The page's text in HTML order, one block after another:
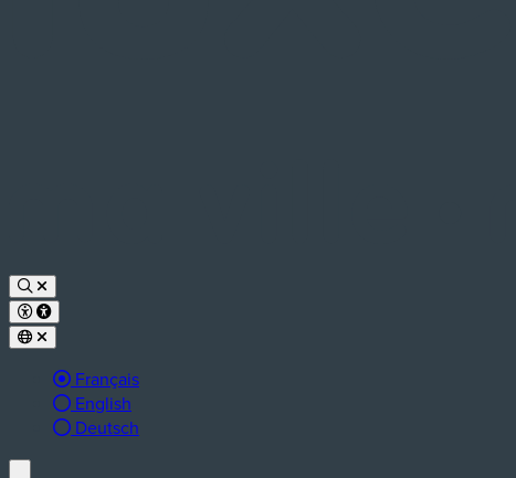
Langue active :
Français
English
Deutsch